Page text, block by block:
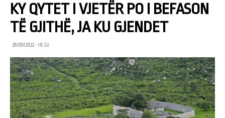
KY QYTET I VJETËR PO I BEFASON
TË GJITHË, JA KU GJENDET
29/09/2022 • 10:32